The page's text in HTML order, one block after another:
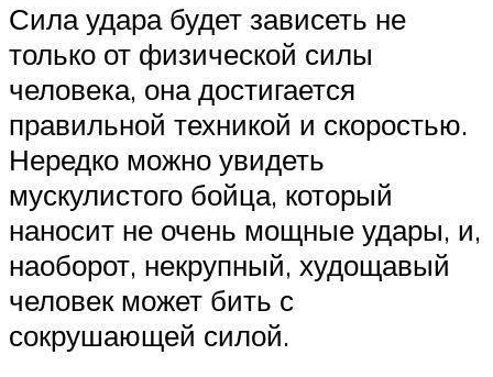
Сила удара будет зависеть не
только от физической силы
человека, она достигается
правильной техникой и скоростью.
Нередко можно увидеть
мускулистого бойца, который
наносит не очень мощные удары, и,
наоборот, некрупный, худощавый
человек может бить с
сокрушающей силой.